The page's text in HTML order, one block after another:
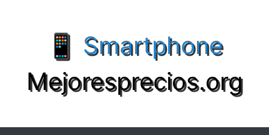
📱 Smartphone
Mejoresprecios.org